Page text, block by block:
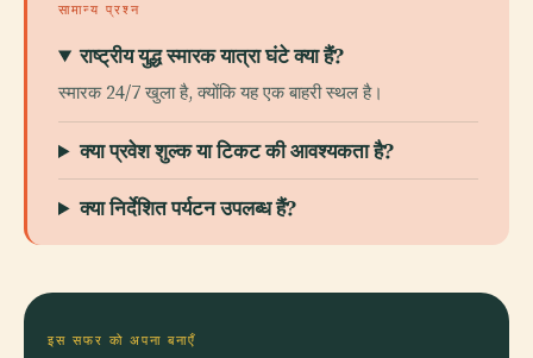
सामान्य प्रश्न
राष्ट्रीय युद्ध स्मारक यात्रा घंटे क्या हैं?
स्मारक 24/7 खुला है, क्योंकि यह एक बाहरी स्थल है।
क्या प्रवेश शुल्क या टिकट की आवश्यकता है?
क्या निर्देशित पर्यटन उपलब्ध हैं?
इस सफर को अपना बनाएँ